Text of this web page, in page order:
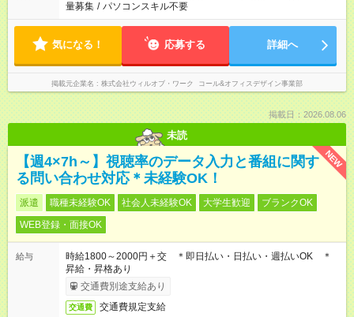
量募集 / パソコンスキル不要
気になる！ 応募する 詳細へ
掲載元企業名 株式会社ウィルオブ・ワーク コール&オフィスデザイン事業部
掲載日：2026.08.06
未読
NEW
【週4×7h～】視聴率のデータ入力と番組に関す
る問い合わせ対応＊未経験OK！
派遣 職種未経験OK 社会人未経験OK 大学生歓迎
ブランクOK
WEB登録・面接OK
給与
時給1800～2000円＋交 ＊即日払い・日払い・週払いOK ＊
昇給・昇格あり
交通費別途支給あり
交通費 交通費規定支給